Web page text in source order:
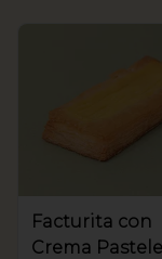
Facturita con
Crema